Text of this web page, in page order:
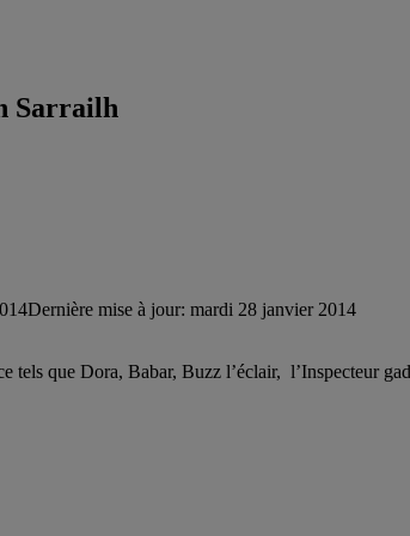
Sarrailh
Dernière mise à jour: mardi 28 janvier 2014
que Dora, Babar, Buzz l’éclair, l’Inspecteur